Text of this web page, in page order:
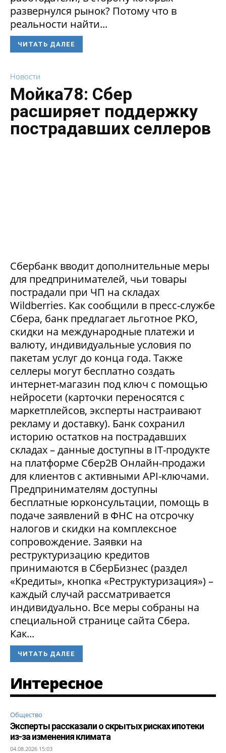
развернулся рынок? Потому что в
реальности найти...
ЧИТАТЬ ДАЛЕЕ
Новости
Мойка78: Сбер
расширяет поддержку
пострадавших селлеров
Сбербанк вводит дополнительные меры
для предпринимателей, чьи товары
пострадали при ЧП на складах
Wildberries. Как сообщили в пресс-службе
Сбера, банк предлагает льготное РКО,
скидки на международные платежи и
валюту, индивидуальные условия по
пакетам услуг до конца года. Также
селлеры могут бесплатно создать
интернет-магазин под ключ с помощью
нейросети (карточки переносятся с
маркетплейсов, эксперты настраивают
рекламу и доставку). Банк сохранил
историю остатков на пострадавших
складах – данные доступны в IT-продукте
на платформе Сбер2В Онлайн-продажи
для клиентов с активными API-ключами.
Предпринимателям доступны
бесплатные юрконсультации, помощь в
подаче заявлений в ФНС на отсрочку
налогов и скидки на комплексное
сопровождение. Заявки на
реструктуризацию кредитов
принимаются в СберБизнес (раздел
«Кредиты», кнопка «Реструктуризация») –
каждый случай рассматривается
индивидуально. Все меры собраны на
специальной странице сайта Сбера.
Как...
ЧИТАТЬ ДАЛЕЕ
Интересное
Общество
Эксперты рассказали о скрытых рисках ипотеки
из-за изменения климата
04.08.2026 15:03